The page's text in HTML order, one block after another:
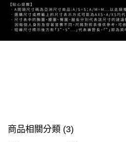
商品相關分類 (3)